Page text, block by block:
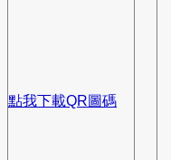
點我下載QR圖碼